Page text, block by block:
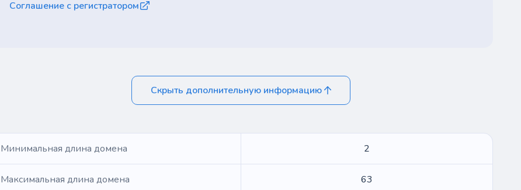
Соглашение с регистратором
Скрыть дополнительную информацию
Минимальная длина домена 2
Максимальная длина домена 63